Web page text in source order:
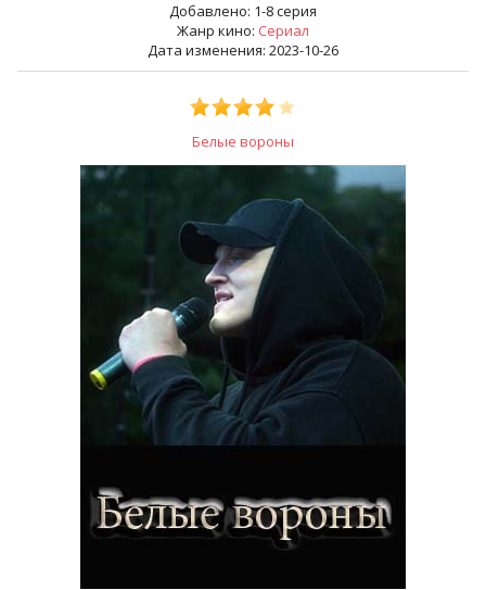
Добавлено: 1-8 серия
Жанр кино: Сериал
Дата изменения: 2023-10-26
Белые вороны